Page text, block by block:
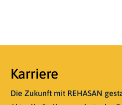
Karriere
Die Zukunft mit REHASAN